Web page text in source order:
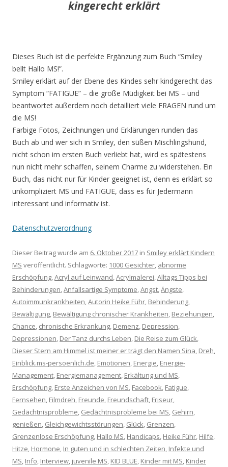
kingerecht erklärt
Dieses Buch ist die perfekte Ergänzung zum Buch “Smiley
bellt Hallo MS!”.
Smiley erklärt auf der Ebene des Kindes sehr kindgerecht das
Symptom “FATIGUE” – die große Müdigkeit bei MS – und
beantwortet außerdem noch detailliert viele FRAGEN rund um
die MS!
Farbige Fotos, Zeichnungen und Erklärungen runden das
Buch ab und wer sich in Smiley, den süßen Mischlingshund,
nicht schon im ersten Buch verliebt hat, wird es spätestens
nun nicht mehr schaffen, seinem Charme zu widerstehen. Ein
Buch, das nicht nur für Kinder geeignet ist, denn es erklärt so
unkompliziert MS und FATIGUE, dass es für Jedermann
interessant und informativ ist.
Datenschutzverordnung
Dieser Beitrag wurde am 6. Oktober 2017 in Smiley erklärt Kindern
MS veröffentlicht. Schlagworte: 1000 Gesichter, abnorme
Erschöpfung,Acryl auf Leinwand,Acrylmalerei,Alltags Tipps bei
Behinderungen,Anfallsartige Symptome,Angst,Ängste,
Autoimmunkrankheiten,Autorin Heike Führ, Behinderung,
Bewältigung, Bewältigung chronischer Krankheiten, Beziehungen,
Chance, chronische Erkrankung, Demenz, Depression,
Depressionen, Der Tanz durchs Leben, Die Reise zum Glück,
Dieser Stern am Himmel ist meiner er trägt den Namen Sina, Dreh,
Einblick.ms-persoenlich.de, Emotionen, Energie, Energie-
Management, Energiemanagement, Erkältung und MS,
Erschöpfung, Erste Anzeichen von MS, Facebook, Fatigue,
Fernsehen, Filmdreh, Freunde, Freundschaft, Friseur,
Gedächtnisprobleme, Gedächtnisprobleme bei MS, Gehirn,
genießen, Gleichgewichtsstörungen, Glück, Grenzen,
Grenzenlose Erschöpfung, Hallo MS, Handicaps, Heike Führ, Hilfe,
Hitze, Hormone, In guten und in schlechten Zeiten, Infekte und
MS, Info, Interview, juvenile MS, KID BLUE, Kinder mit MS, Kinder